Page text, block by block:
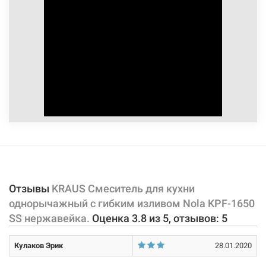
Отзывы KRAUS Смеситель для кухни
однорычажный с гибким изливом Nola KPF-1650
SS нержавейка. Оценка 3.8 из 5, отзывов: 5
Кулаков Эрик 28.01.2020